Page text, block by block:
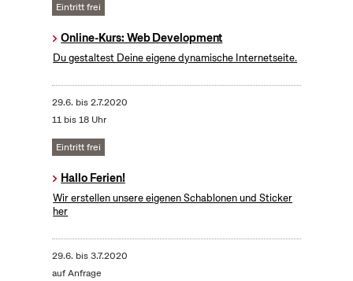
Eintritt frei
Online-Kurs: Web Development
Du gestaltest Deine eigene dynamische Internetseite.
29.6. bis2.7.2020
11 bis 18 Uhr
Eintritt frei
Hallo Ferien!
Wir erstellen unsere eigenen Schablonen und Sticker
her
29.6. bis3.7.2020
auf Anfrage